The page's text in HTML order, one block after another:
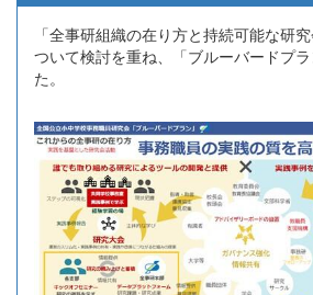
「全事研組織の在り方と持続可能な研
ついて検討を重ね、「ブルーバードプ
た。